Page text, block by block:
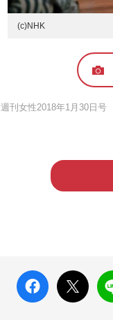
(c)NHK
週刊女性2018年1月30日号
faceboo
k いい
ね
X ポス
ト
LINE